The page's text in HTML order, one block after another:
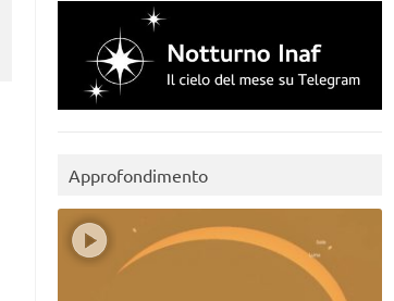
Approfondimento